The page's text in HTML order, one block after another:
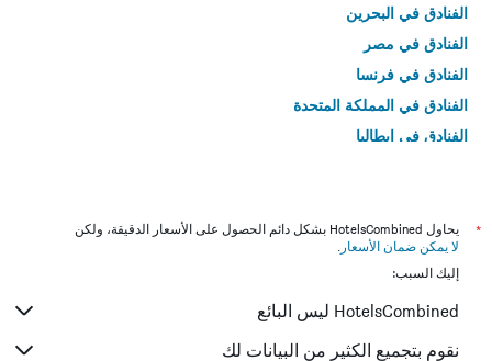
الفنادق في البحرين
الفنادق في مصر
الفنادق في فرنسا
الفنادق في المملكة المتحدة
الفنادق في إيطاليا
*
يحاول HotelsCombined بشكل دائم الحصول على الأسعار الدقيقة، ولكن
لا يمكن ضمان الأسعار .
إليك السبب:
HotelsCombined ليس البائع
نقوم بتجميع الكثير من البيانات لك